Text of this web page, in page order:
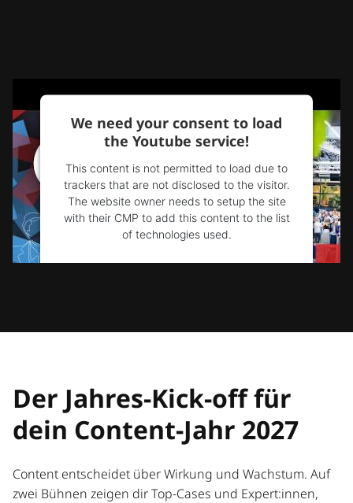
We need your consent to load
the Youtube service!
This content is not permitted to load due to
trackers that are not disclosed to the visitor.
The website owner needs to setup the site
with their CMP to add this content to the list
of technologies used.
Powered byUsercentrics Consent
Der Jahres-Kick-off für
dein Content-Jahr 2027
Content entscheidet über Wirkung und Wachstum. Auf
zwei Bühnen zeigen dir Top-Cases und Expert:innen,